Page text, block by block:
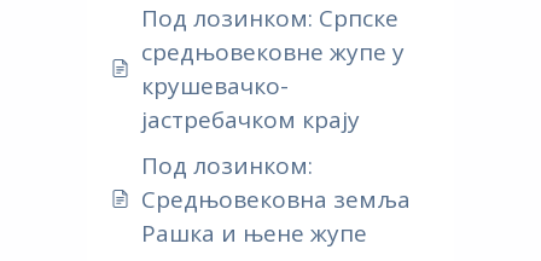
Под лозинком: Српске
средњовековне жупе у
крушевачко-
јастребачком крају
Под лозинком:
Средњовековна земља
Рашка и њене жупе